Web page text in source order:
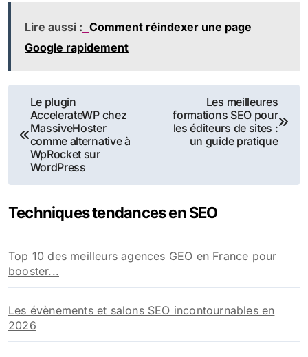
Lire aussi : Comment réindexer une page
Google rapidement
Navigation
de
l’article
Le plugin
AccelerateWP chez
MassiveHoster
comme alternative à
WpRocket sur
WordPress
Les meilleures
formations SEO pour
les éditeurs de sites :
un guide pratique
Techniques tendances en SEO
Top 10 des meilleurs agences GEO en France pour
booster...
Les évènements et salons SEO incontournables en
2026